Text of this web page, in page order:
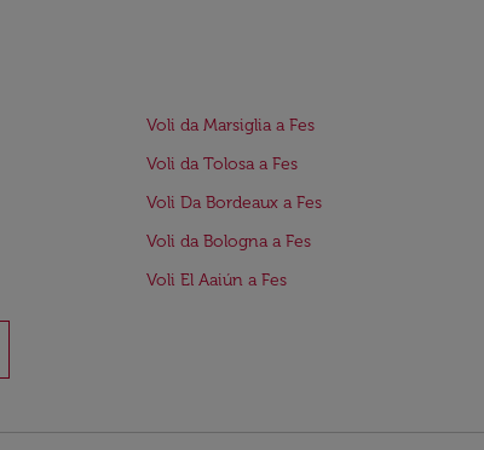
Voli da Marsiglia a Fes
Voli da Tolosa a Fes
Voli Da Bordeaux a Fes
Voli da Bologna a Fes
Voli El Aaiún a Fes